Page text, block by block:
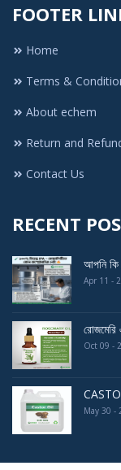
FOOTER
Home
Terms &
About echem
Return and
Contact Us
RECENT
আপনি
Apr 11 -
রোজমেরি
Oct 09 -
May 30 -